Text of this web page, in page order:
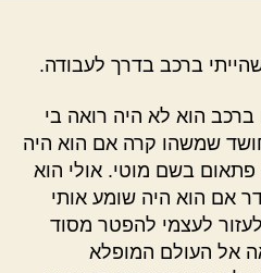
ברכב בדרך לעבודה.
הוא לא היה רואה בי
חושד שמשהו קרה אם הוא היה
בשם מוטי. אולי הוא
אם הוא היה שומע אותי
לעצמי להפטר מסוד
אל העולם המופלא